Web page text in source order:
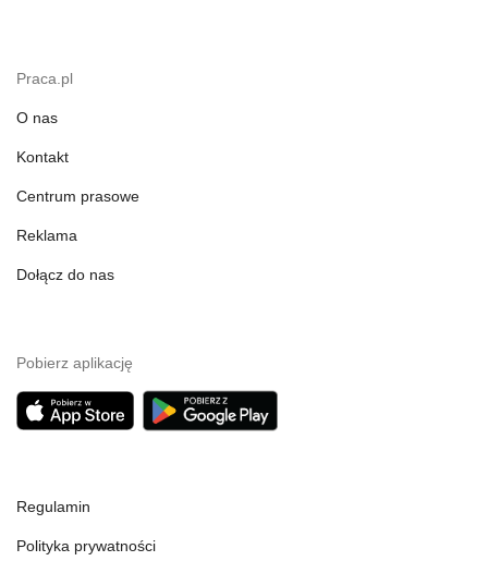
Praca.pl
O nas
Kontakt
Centrum prasowe
Reklama
Dołącz do nas
Pobierz aplikację
Regulamin
Polityka prywatności